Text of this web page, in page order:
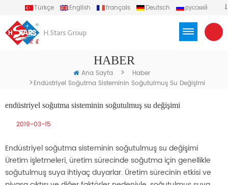
Türkçe English français Deutsch
русский
HABER
Ana Sayfa > Haber
>Endüstriyel Soğutma Sisteminin Soğutulmuş Su Değişimi
endüstriyel soğutma sisteminin soğutulmuş su değişimi
2019-03-15
Endüstriyel soğutma sisteminin soğutulmuş su değişimi
Üretim işletmeleri, üretim sürecinde soğutma için genellikle
soğutulmuş suya ihtiyaç duyarlar. Üretim sürecinin etkisi ve